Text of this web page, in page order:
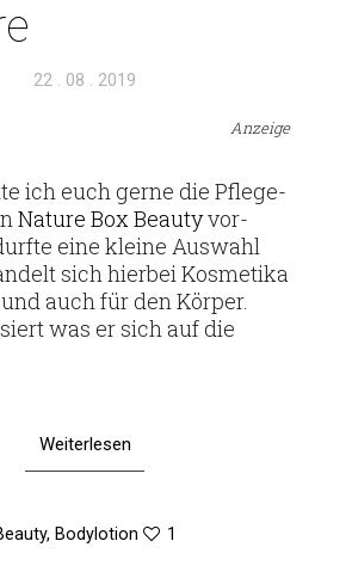
Veröffentlicht
22 . 08 . 2019
Anzeige
ich euch gerne die Pfle­ge­
Nature Box Beautyvor­
eine kleine Aus­wahl
sich hierbei Kos­me­tika
auch für den Körper.
was er sich auf die
Weiterlesen
, Bodylotion 1